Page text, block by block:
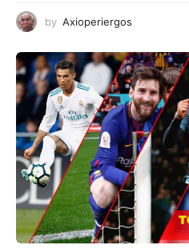
by Axioperiergos